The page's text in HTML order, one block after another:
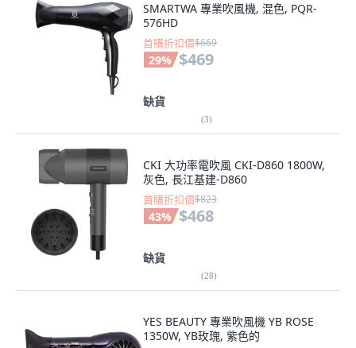
SMARTWA 專業吹風機, 混色, PQR-
576HD
首購折扣價$669
29% $469
缺貨
(3)
CKI 大功率電吹風 CKI-D860 1800W,
灰色, 長江基建-D860
首購折扣價$823
43% $468
缺貨
(28)
YES BEAUTY 專業吹風機 YB ROSE
1350W, YB玫瑰, 紫色的